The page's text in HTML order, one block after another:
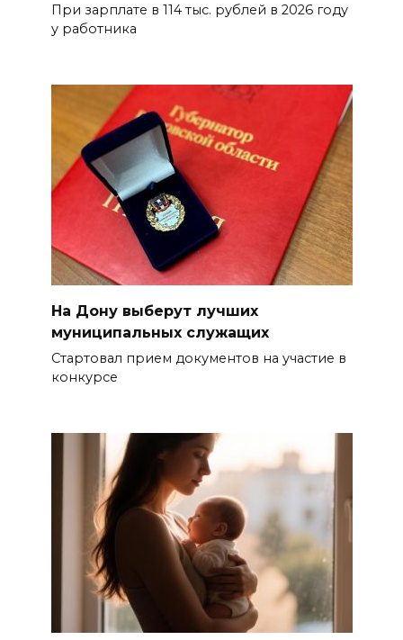
При зарплате в 114 тыс. рублей в 2026 году
у работника
На Дону выберут лучших
муниципальных служащих
Стартовал прием документов на участие в
конкурсе